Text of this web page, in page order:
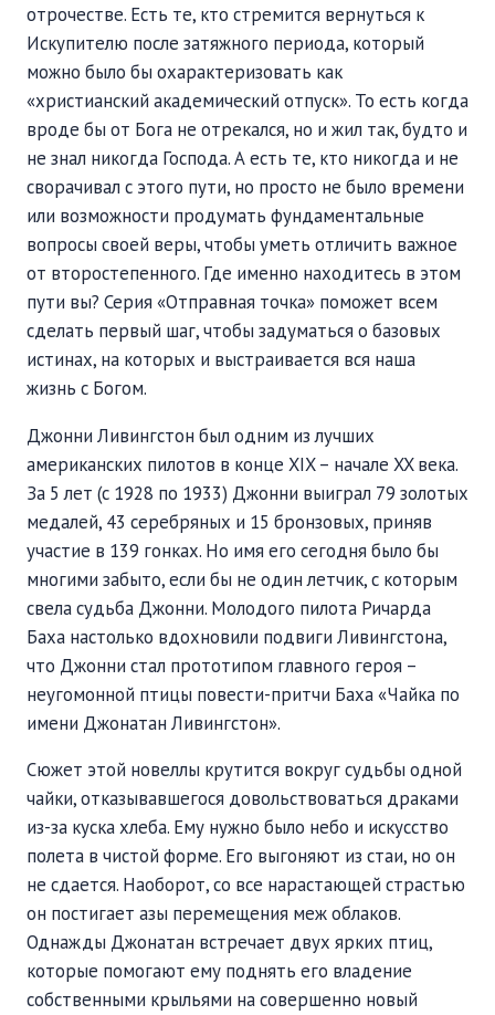
отрочестве. Есть те, кто стремится вернуться к
Искупителю после затяжного периода, который
можно было бы охарактеризовать как
«христианский академический отпуск». То есть когда
вроде бы от Бога не отрекался, но и жил так, будто и
не знал никогда Господа. А есть те, кто никогда и не
сворачивал с этого пути, но просто не было времени
или возможности продумать фундаментальные
вопросы своей веры, чтобы уметь отличить важное
от второстепенного. Где именно находитесь в этом
пути вы? Серия «Отправная точка» поможет всем
сделать первый шаг, чтобы задуматься о базовых
истинах, на которых и выстраивается вся наша
жизнь с Богом.
Джонни Ливингстон был одним из лучших
американских пилотов в конце XIX – начале XX века.
За 5 лет (с 1928 по 1933) Джонни выиграл 79 золотых
медалей, 43 серебряных и 15 бронзовых, приняв
участие в 139 гонках. Но имя его сегодня было бы
многими забыто, если бы не один летчик, с которым
свела судьба Джонни. Молодого пилота Ричарда
Баха настолько вдохновили подвиги Ливингстона,
что Джонни стал прототипом главного героя –
неугомонной птицы повести-притчи Баха «Чайка по
имени Джонатан Ливингстон».
Сюжет этой новеллы крутится вокруг судьбы одной
чайки, отказывавшегося довольствоваться драками
из-за куска хлеба. Ему нужно было небо и искусство
полета в чистой форме. Его выгоняют из стаи, но он
не сдается. Наоборот, со все нарастающей страстью
он постигает азы перемещения меж облаков.
Однажды Джонатан встречает двух ярких птиц,
которые помогают ему поднять его владение
собственными крыльями на совершенно новый